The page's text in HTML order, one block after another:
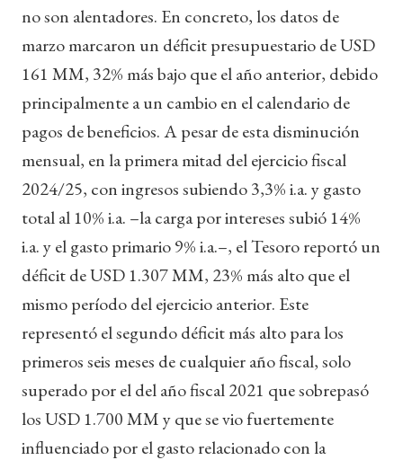
no son alentadores. En concreto, los datos de
marzo marcaron un déficit presupuestario de USD
161 MM, 32% más bajo que el año anterior, debido
principalmente a un cambio en el calendario de
pagos de beneficios. A pesar de esta disminución
mensual, en la primera mitad del ejercicio fiscal
2024/25, con ingresos subiendo 3,3% i.a. y gasto
total al 10% i.a. –la carga por intereses subió 14%
i.a. y el gasto primario 9% i.a.–, el Tesoro reportó un
déficit de USD 1.307 MM, 23% más alto que el
mismo período del ejercicio anterior. Este
representó el segundo déficit más alto para los
primeros seis meses de cualquier año fiscal, solo
superado por el del año fiscal 2021 que sobrepasó
los USD 1.700 MM y que se vio fuertemente
influenciado por el gasto relacionado con la